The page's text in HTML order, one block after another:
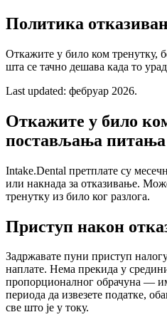
Политика
Откажите у било ком тренутку,
шта се тачно дешава када то
Last updated: фебруар 2026.
Откажите у било
постављања питања
Intake.Dental претплате су
или накнада за отказивање.
тренутку из било ког разлога.
Приступ након
Задржавате пуни приступ
наплате. Нема прекида у
пропорционалног обрачуна —
периода да извезете податке,
све што је у току.